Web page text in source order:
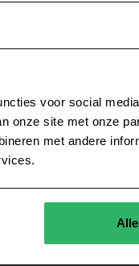
voor social
onze site met onze
met andere